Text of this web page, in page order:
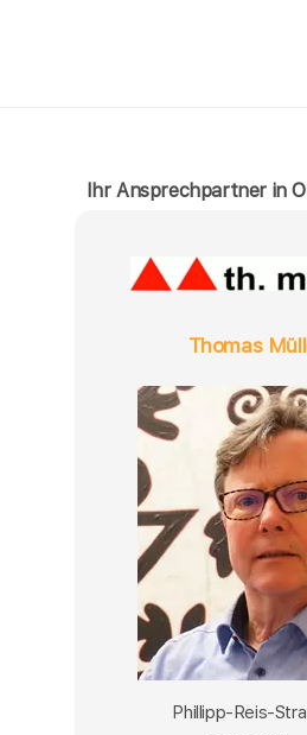
Ihr Ansprechpartner in
Thomas
Phillipp-Reis-